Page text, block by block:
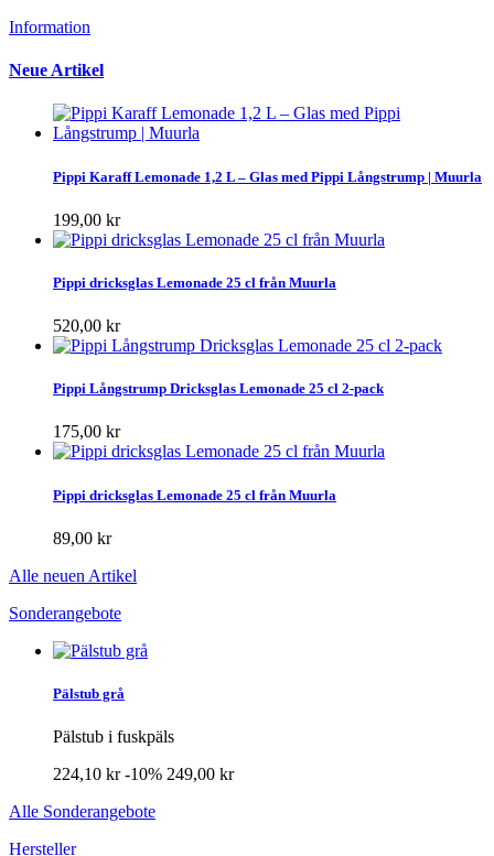
Information
Neue Artikel
Pippi Karaff Lemonade 1,2 L – Glas med Pippi Långstrump | Muurla
199,00 kr
Pippi dricksglas Lemonade 25 cl från Muurla
520,00 kr
Pippi Långstrump Dricksglas Lemonade 25 cl 2-pack
175,00 kr
Pippi dricksglas Lemonade 25 cl från Muurla
89,00 kr
Alle neuen Artikel
Sonderangebote
Pälstub grå
Pälstub i fuskpäls
224,10 kr-10% 249,00 kr
Alle Sonderangebote
Hersteller